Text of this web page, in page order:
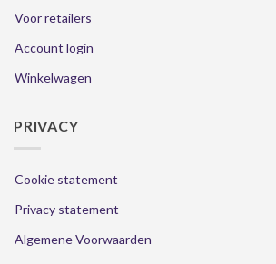
Voor retailers
Account login
Winkelwagen
PRIVACY
Cookie statement
Privacy statement
Algemene Voorwaarden